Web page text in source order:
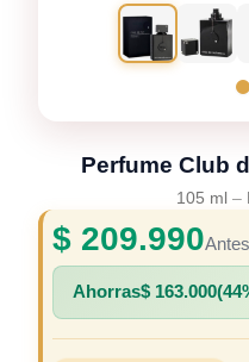
Perfume Club
105 ml –
$ 209.990
Ahorras$ 163.000